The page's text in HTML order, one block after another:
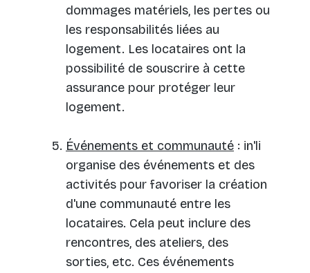
dommages matériels, les pertes ou
les responsabilités liées au
logement. Les locataires ont la
possibilité de souscrire à cette
assurance pour protéger leur
logement.
Événements et communauté : in'li
organise des événements et des
activités pour favoriser la création
d'une communauté entre les
locataires. Cela peut inclure des
rencontres, des ateliers, des
sorties, etc. Ces événements